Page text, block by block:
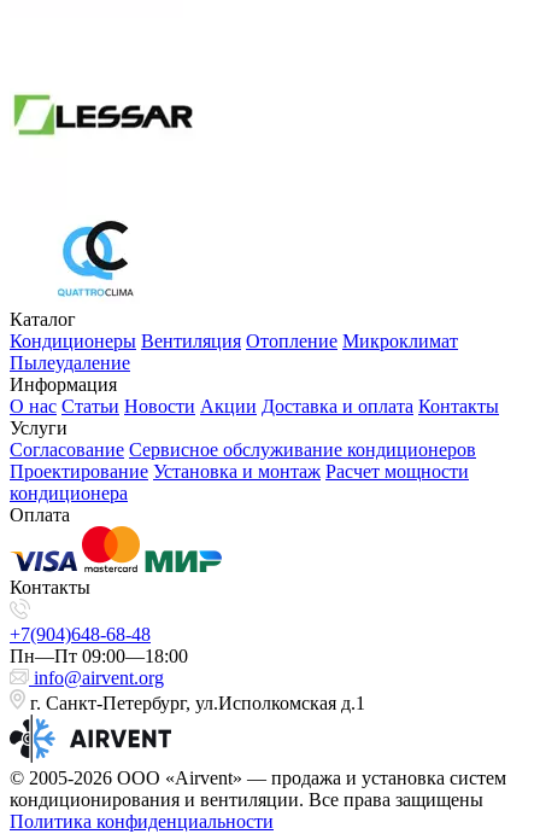
Каталог
Кондиционеры Вентиляция Отопление Микроклимат
Пылеудаление
Информация
О нас Статьи Новости Акции Доставка и оплата Контакты
Услуги
Согласование Сервисное обслуживание кондиционеров
Проектирование Установка и монтаж Расчет мощности
кондиционера
Оплата
Контакты
+7(904)648-68-48
Пн—Пт 09:00—18:00
info@airvent.org
г. Санкт-Петербург, ул.Исполкомская д.1
© 2005-2026 ООО «Airvent» — продажа и установка систем
кондиционирования и вентиляции. Все права защищены
Политика конфиденциальности